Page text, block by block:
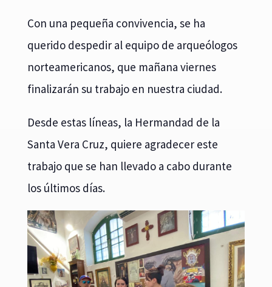
Con una pequeña convivencia, se ha
querido despedir al equipo de arqueólogos
norteamericanos, que mañana viernes
finalizarán su trabajo en nuestra ciudad.
Desde estas líneas, la Hermandad de la
Santa Vera Cruz, quiere agradecer este
trabajo que se han llevado a cabo durante
los últimos días.